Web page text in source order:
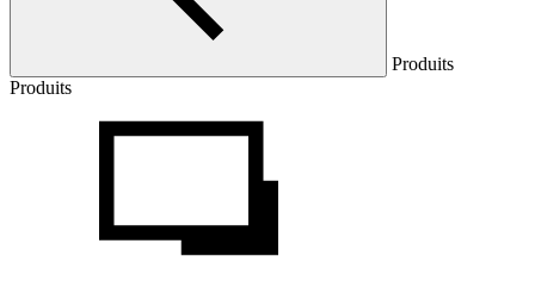
Produits
Produits